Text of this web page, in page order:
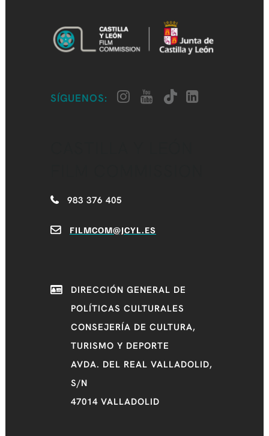
SÍGUENOS:
983 376 405
FILMCOM@JCYL.ES
DIRECCIÓN GENERAL DE
POLÍTICAS CULTURALES
CONSEJERÍA DE CULTURA,
TURISMO Y DEPORTE
AVDA. DEL REAL VALLADOLID,
S/N
47014 VALLADOLID